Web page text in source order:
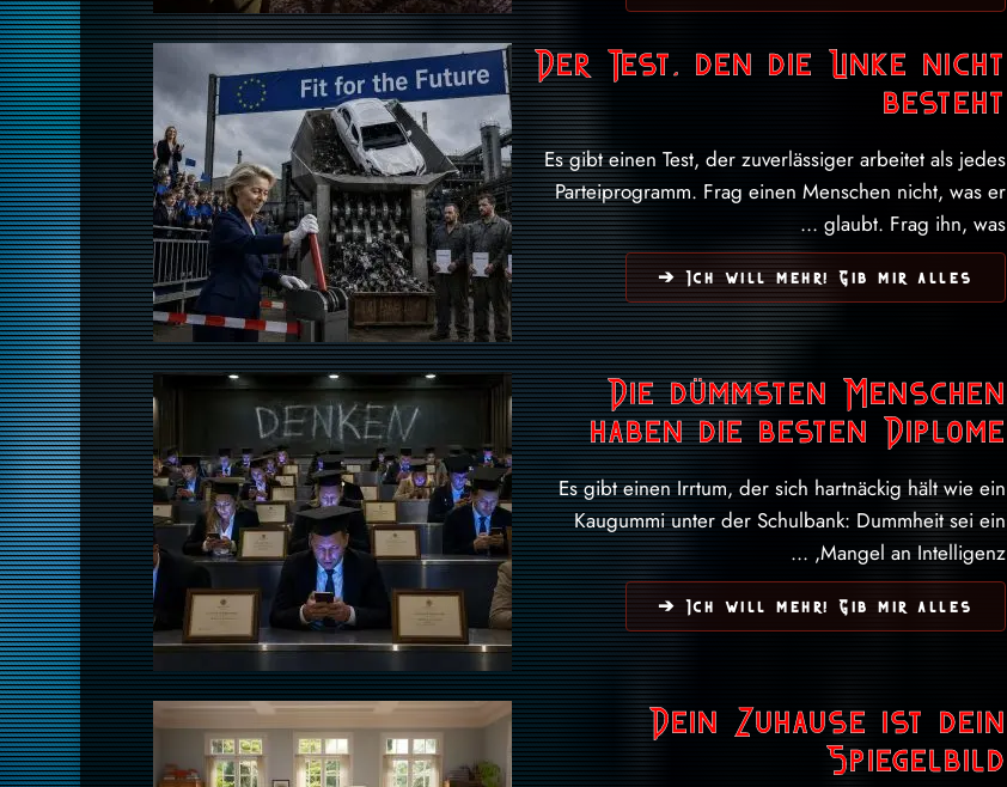
Der Test, den die Linke nicht
besteht
Es gibt einen Test, der zuverlässiger arbeitet als jedes
Parteiprogramm. Frag einen Menschen nicht, was er
glaubt. Frag ihn, was ...
Ich will mehr! Gib mir alles ➔
Die dümmsten Menschen
haben die besten Diplome
Es gibt einen Irrtum, der sich hartnäckig hält wie ein
Kaugummi unter der Schulbank: Dummheit sei ein
Mangel an Intelligenz, ...
Ich will mehr! Gib mir alles ➔
Dein Zuhause ist dein
Spiegelbild